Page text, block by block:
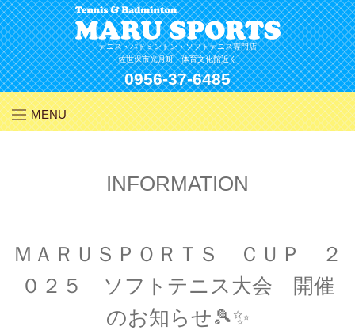
Skip
to
content
テニス・バドミントン・ソフトテニス専門店
佐世保市光月町 体育文化館近く
0956-37-6485
MENU
INFORMATION
ＭＡＲＵＳＰＯＲＴＳ ＣＵＰ ２
０２５ ソフトテニス大会 開催
のお知らせ🎾✨